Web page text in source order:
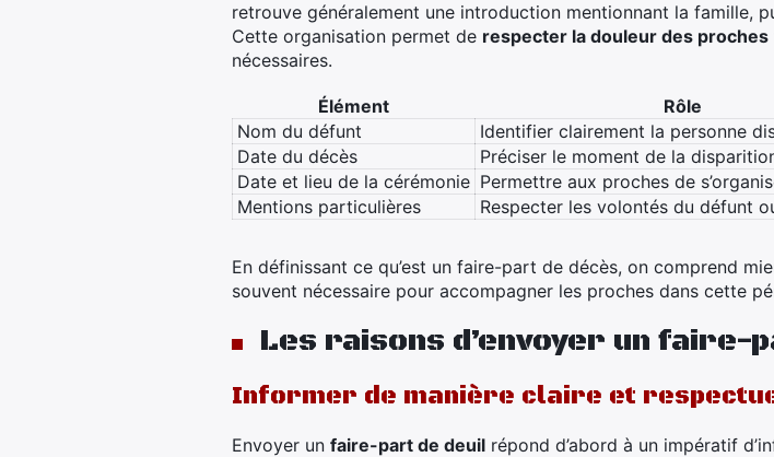
retrouve généralement une introduction mentionnant la famille,
Cette organisation permet de respecter la douleur des proches
nécessaires.
Élément
Rôle
Nom du défunt
Identifier clairement la personne
Date du décès
Préciser le moment de la
Date et lieu de la cérémonie Permettre aux proches de
Mentions particulières
Respecter les volontés du défunt
En définissant ce qu’est un faire-part de décès, on comprend
souvent nécessaire pour accompagner les proches dans cette
Les raisons d’envoyer un faire-
Informer de manière claire et
Envoyer un faire-part de deuil répond d’abord à un impératif